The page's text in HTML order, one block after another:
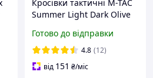
Кросівки тактичні M-TAC
Summer Light Dark Olive
Готово до відправки
4.8 (12)
від 151 ₴/міс